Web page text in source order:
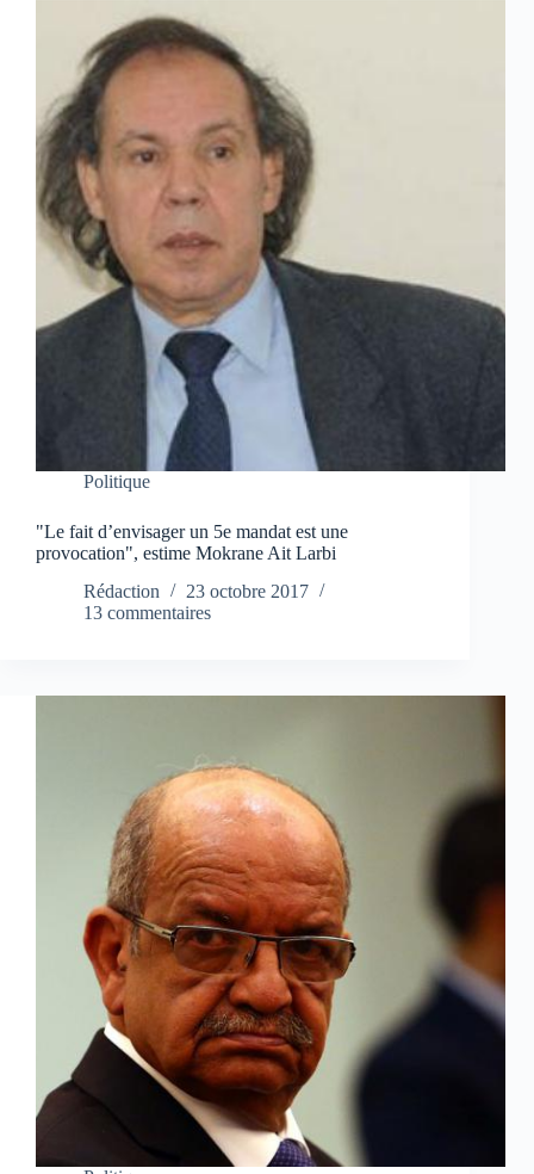
Politique
"Le fait d’envisager un 5e mandat est une
provocation", estime Mokrane Ait Larbi
Rédaction
23 octobre 2017
13 commentaires